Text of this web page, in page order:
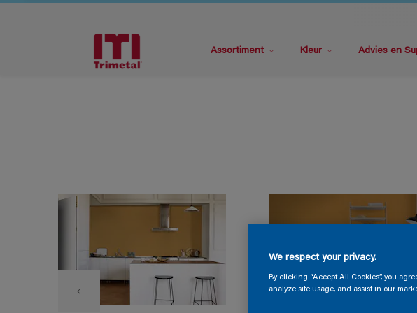
Assortiment Kleur Advies en
We respect your privacy.
By clicking “Accept All Cookies”, you
analyze site usage, and assist in our